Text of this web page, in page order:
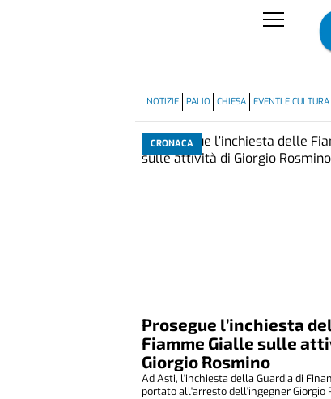
NOTIZIE PALIO CHIESA EVENTI E CULTURA
CRONACA
Prosegue l’inchiesta
Fiamme Gialle sulle
Giorgio Rosmino
Ad Asti, l'inchiesta della Guardia di
portato all'arresto dell'ingegner Giorgio